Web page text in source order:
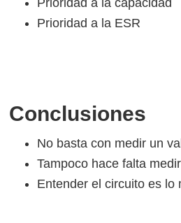
Prioridad a la capacidad
Prioridad a la ESR
Conclusiones
No basta con medir un
Tampoco hace falta
Entender el circuito es lo